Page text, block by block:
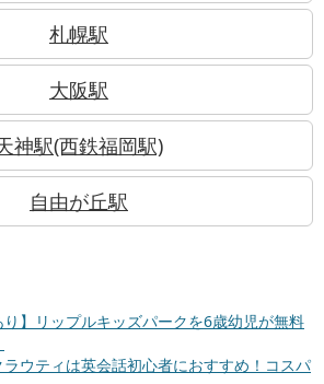
札幌駅
大阪駅
神駅(西鉄福岡駅)
自由が丘駅
り】リップルキッズパークを6歳幼児が無料
ラウティは英会話初心者におすすめ！コスパ